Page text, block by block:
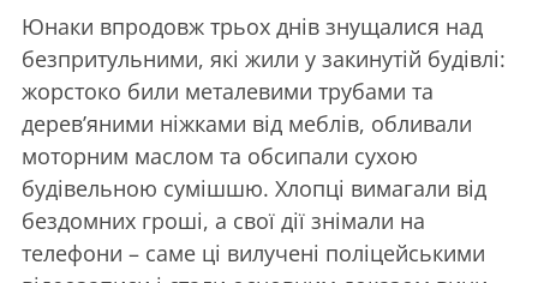
Юнаки впродовж трьох днів знущалися над
безпритульними, які жили у закинутій будівлі:
жорстоко били металевими трубами та
дерев’яними ніжками від меблів, обливали
моторним маслом та обсипали сухою
будівельною сумішшю. Хлопці вимагали від
бездомних гроші, а свої дії знімали на
телефони – саме ці вилучені поліцейськими